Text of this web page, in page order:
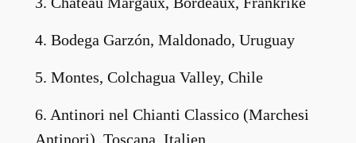
4. Bodega Garzón, Maldonado, Uruguay
5. Montes, Colchagua Valley, Chile
6. Antinori nel Chianti Classico (Marchesi
Antinori), Toscana, Italien